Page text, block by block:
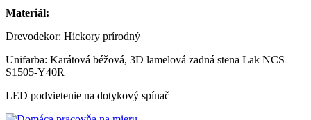
Materiál:
Drevodekor: Hickory prírodný
Unifarba: Karátová béžová, 3D lamelová zadná stena Lak NCS
S1505-Y40R
LED podvietenie na dotykový spínač